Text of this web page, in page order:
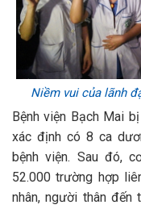
Niềm vui của lãnh
Bệnh viện Bạch Mai
xác định có 8 ca
bệnh viện. Sau đó,
52.000 trường hợp
nhân, người thân đến